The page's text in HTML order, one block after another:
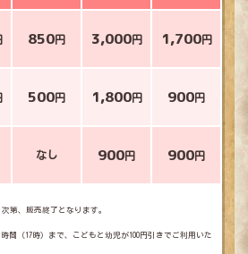
850円 3,000円 1,700円
500円 1,800円 900円
なし 900円 900円
第、販売終了となります。
間（17時）まで、こどもと幼児が100円引きでご利用いた